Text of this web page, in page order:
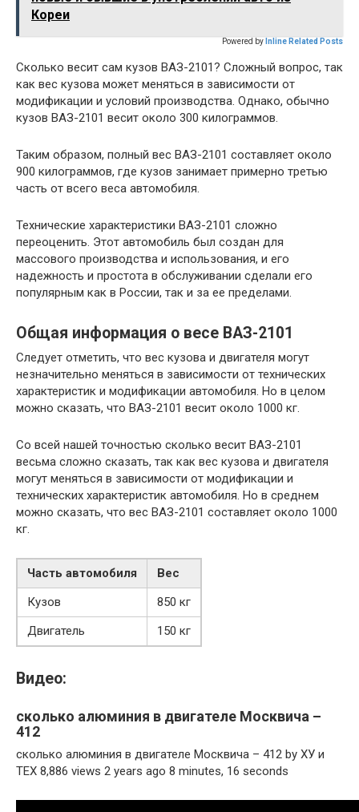
Кореи
Powered by Inline Related Posts
Сколько весит сам кузов ВАЗ-2101? Сложный вопрос, так
как вес кузова может меняться в зависимости от
модификации и условий производства. Однако, обычно
кузов ВАЗ-2101 весит около 300 килограммов.
Таким образом, полный вес ВАЗ-2101 составляет около
900 килограммов, где кузов занимает примерно третью
часть от всего веса автомобиля.
Технические характеристики ВАЗ-2101 сложно
переоценить. Этот автомобиль был создан для
массового производства и использования, и его
надежность и простота в обслуживании сделали его
популярным как в России, так и за ее пределами.
Общая информация о весе ВАЗ-2101
Следует отметить, что вес кузова и двигателя могут
незначительно меняться в зависимости от технических
характеристик и модификации автомобиля. Но в целом
можно сказать, что ВАЗ-2101 весит около 1000 кг.
Со всей нашей точностью сколько весит ВАЗ-2101
весьма сложно сказать, так как вес кузова и двигателя
могут меняться в зависимости от модификации и
технических характеристик автомобиля. Но в среднем
можно сказать, что вес ВАЗ-2101 составляет около 1000
кг.
Часть автомобиля
Вес
Кузов
850 кг
Двигатель
150 кг
Видео:
сколько алюминия в двигателе Москвича –
412
сколько алюминия в двигателе Москвича – 412 by ХУ и
ТЕХ 8,886 views 2 years ago 8 minutes, 16 seconds